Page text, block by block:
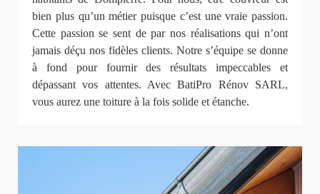
bien plus qu’un métier puisque c’est une vraie passion.
Cette passion se sent de par nos réalisations qui n’ont
jamais déçu nos fidèles clients. Notre s’équipe se donne
à fond pour fournir des résultats impeccables et
dépassant vos attentes. Avec BatiPro Rénov SARL,
vous aurez une toiture à la fois solide et étanche.